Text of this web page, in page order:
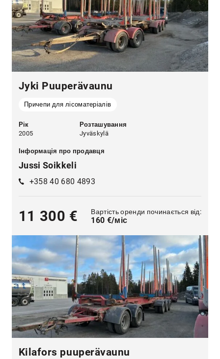
Jyki Puuperävaunu
Причепи для лісоматеріалів
Рік
2005
Розташування
Jyväskylä
Інформація про продавця
Jussi Soikkeli
+358 40 680 4893
11 300 € Вартість оренди починається від:
160 €/міс
Kilafors puuperävaunu